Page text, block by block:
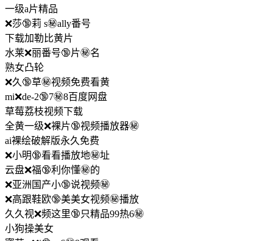
一级a片精品
❌莎🔞莉 s㊙️ally番号
下载加勒比黄片
水莱❌丽番号🔞片㊙️名
熟女凸轮
❌久🔞草㊙️视频免费看黄
mi❌de-2🔞7㊙️8百度网盘
草莓荔枝视频下载
全黄一级❌裸片🔞视频播放器㊙️
ai裸绘破解版永久免费
❌小明🔞看看播放地㊙️址
云盘❌福🔞利你懂㊙️的
❌亚洲国产小🔞说视频㊙️
❌高跟鞋欧🔞美美女视频㊙️播放
久久视❌频这里🔞只精品99热6㊙️
小狗操美女